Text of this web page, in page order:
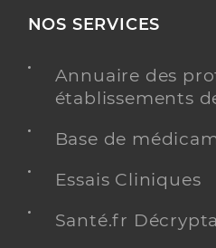
NOS SERVICES
Annuaire des
établissements
Base de
Essais Cliniques
Santé.fr